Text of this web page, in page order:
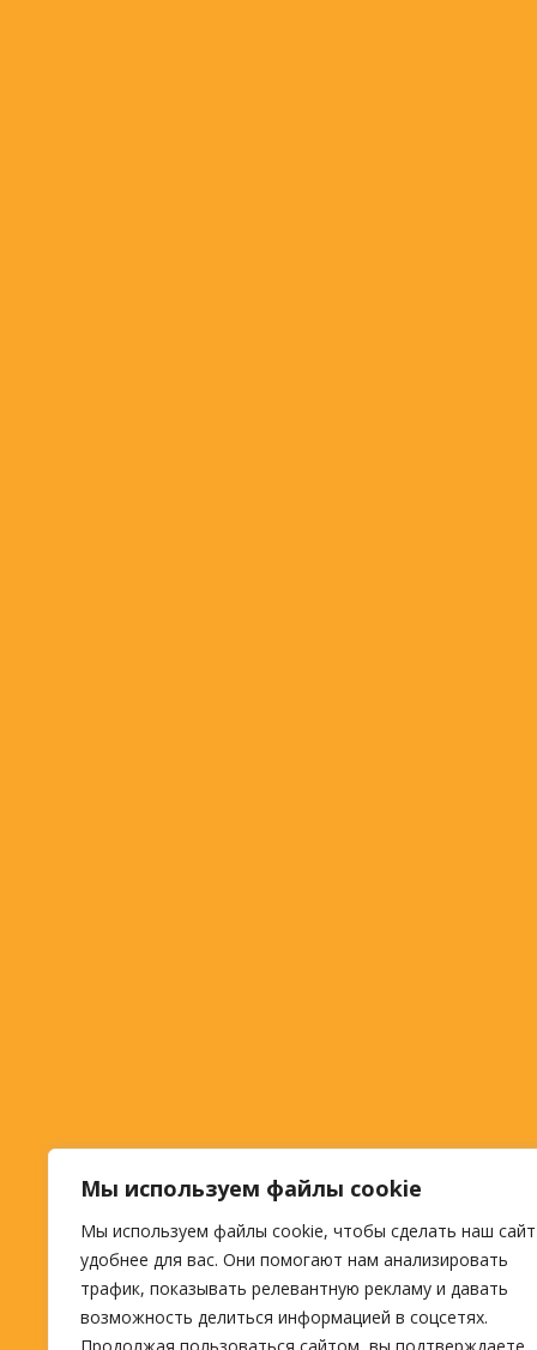
Мы используем файлы cookie
Мы используем файлы cookie, чтобы сделать наш сайт
удобнее для вас. Они помогают нам анализировать
трафик, показывать релевантную рекламу и давать
возможность делиться информацией в соцсетях.